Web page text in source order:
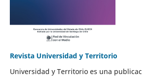
Revista Universidad y Territorio
Universidad y Territorio es una